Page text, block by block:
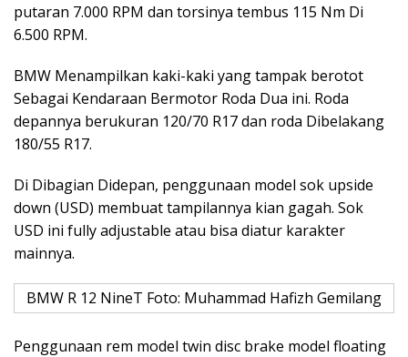
putaran 7.000 RPM dan torsinya tembus 115 Nm Di
6.500 RPM.
BMW Menampilkan kaki-kaki yang tampak berotot
Sebagai Kendaraan Bermotor Roda Dua ini. Roda
depannya berukuran 120/70 R17 dan roda Dibelakang
180/55 R17.
Di Dibagian Didepan, penggunaan model sok upside
down (USD) membuat tampilannya kian gagah. Sok
USD ini fully adjustable atau bisa diatur karakter
mainnya.
BMW R 12 NineT Foto: Muhammad Hafizh Gemilang
Penggunaan rem model twin disc brake model floating